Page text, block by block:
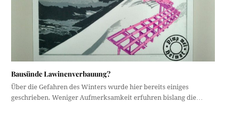
Bausünde Lawinenverbauung?
Über die Gefahren des Winters wurde hier bereits einiges
geschrieben. Weniger Aufmerksamkeit erfuhren bislang die…